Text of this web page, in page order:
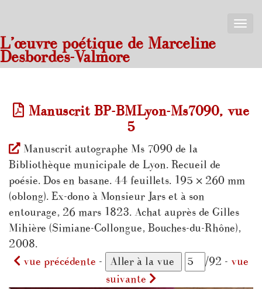
Toggle
L’œuvre poétique de Marceline
Desbordes-Valmore
Manuscrit BP-BMLyon-Ms7090, vue
5
Manuscrit autographe Ms 7090 de la
Bibliothèque municipale de Lyon. Recueil de
poésie. Dos en basane. 44 feuillets. 195 × 260 mm
(oblong). Ex-dono à Monsieur Jars et à son
entourage, 26 mars 1823. Achat auprès de Gilles
Mihière (Simiane-Collongue, Bouches-du-Rhône),
2008.
vue précédente - /92 - vue
suivante